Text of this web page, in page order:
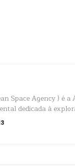
Space Agency ) é
dedicada à